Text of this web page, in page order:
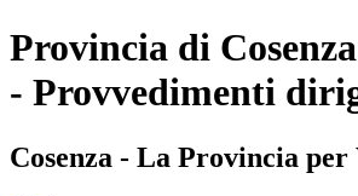
Provincia di
- Provvedimenti
Cosenza - La Provincia per